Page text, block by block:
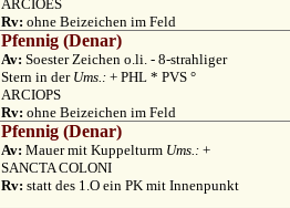
ARCIOES
Rv: ohne Beizeichen im Feld
Pfennig (Denar)
Av: Soester Zeichen o.li. - 8-strahliger
Stern in der Ums.: + PHL * PVS °
ARCIOPS
Rv: ohne Beizeichen im Feld
Pfennig (Denar)
Av: Mauer mit Kuppelturm Ums.: +
SANCTA COLONI
Rv: statt des 1.O ein PK mit Innenpunkt